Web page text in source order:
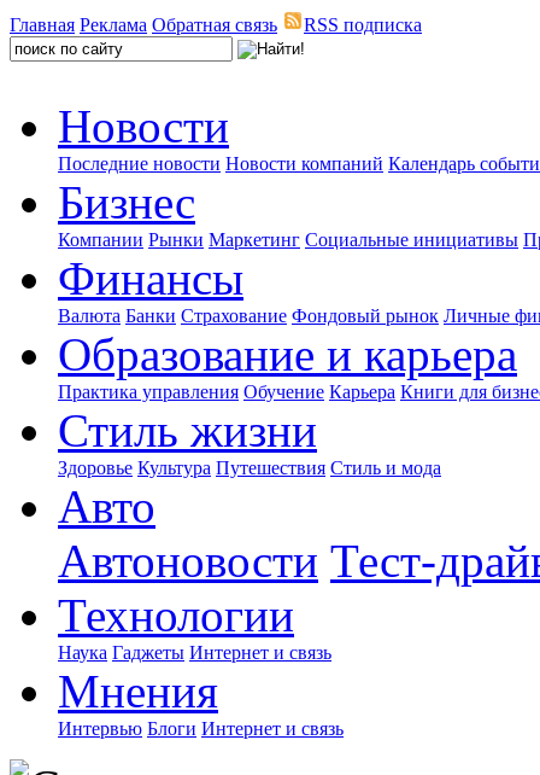
Главная Реклама Обратная связь RSS подписка
Новости
Последние новости Новости компаний Календарь
Бизнес
Компании Рынки Маркетинг Социальные инициативы
Финансы
Валюта Банки Страхование Фондовый рынок Личные
Образование и карьера
Практика управления Обучение Карьера Книги для
Стиль жизни
Здоровье Культура Путешествия Стиль и мода
Авто
Автоновости Тест-
Технологии
Наука Гаджеты Интернет и связь
Мнения
Интервью Блоги Интернет и связь